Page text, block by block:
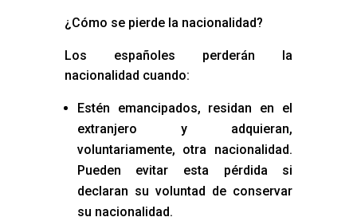
¿Cómo se pierde la nacionalidad?
Los españoles perderán la
nacionalidad cuando:
Estén emancipados, residan en el
extranjero y adquieran,
voluntariamente, otra nacionalidad.
Pueden evitar esta pérdida si
declaran su voluntad de conservar
su nacionalidad.